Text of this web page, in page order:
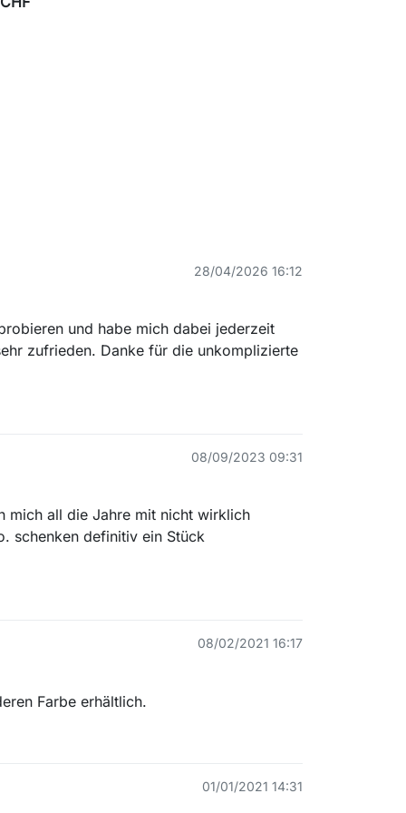
28/04/2026 16:12
und habe mich dabei jederzeit
zufrieden. Danke für die unkomplizierte
08/09/2023 09:31
mich all die Jahre mit nicht wirklich
schenken definitiv ein Stück
08/02/2021 16:17
Farbe erhältlich.
01/01/2021 14:31